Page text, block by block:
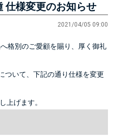
仕様変更のお知らせ
2021/04/05 09:00
格別のご愛顧を賜り、厚く御礼
ついて、下記の通り仕様を変更
上げます。